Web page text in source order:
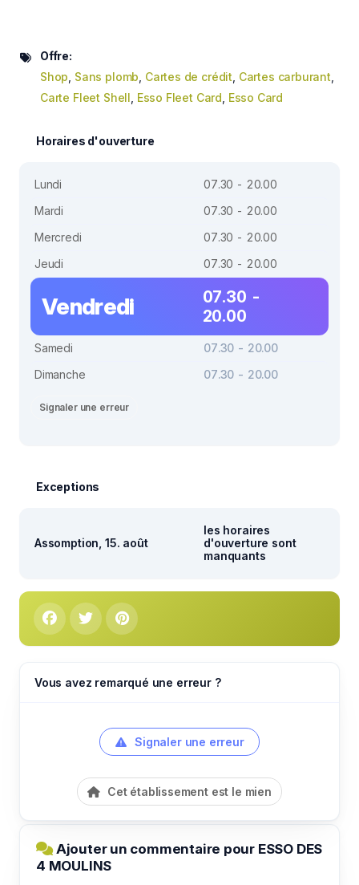
Offre:
Shop Sans plomb Cartes de crédit Cartes carburant
Carte Fleet Shell Esso Fleet Card Esso Card
Horaires d'ouverture
Lundi
07.30 - 20.00
Mardi
07.30 - 20.00
Mercredi
07.30 - 20.00
Jeudi
07.30 - 20.00
Vendredi
07.30 -
20.00
Samedi
07.30 - 20.00
Dimanche
07.30 - 20.00
Signaler une erreur
Exceptions
Assomption, 15. août
les horaires
d'ouverture sont
manquants
Vous avez remarqué une erreur ?
Signaler une erreur
Cet établissement est le mien
Ajouter un commentaire pour ESSO DES
4 MOULINS